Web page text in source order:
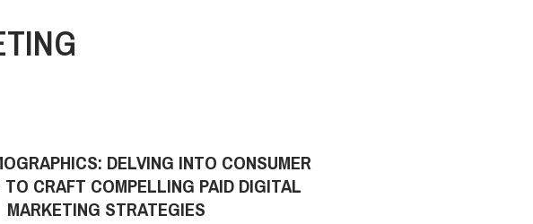
DELVING INTO CONSUMER
TO CRAFT COMPELLING PAID DIGITAL
MARKETING STRATEGIES